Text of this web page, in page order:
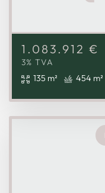
1.083.912 €
3% TVA
135 m²
454 m²